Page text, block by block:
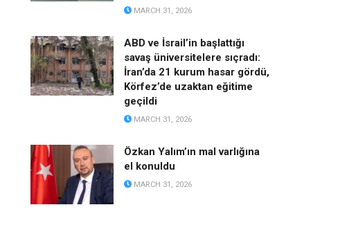
MARCH 31, 2026
ABD ve İsrail’in başlattığı
savaş üniversitelere sıçradı:
İran’da 21 kurum hasar gördü,
Körfez’de uzaktan eğitime
geçildi
MARCH 31, 2026
Özkan Yalım’ın mal varlığına
el konuldu
MARCH 31, 2026